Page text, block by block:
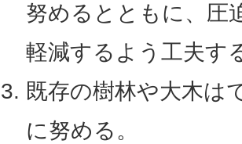
努めるとともに、圧
軽減するよう工夫す
既存の樹林や大木は
に努める。